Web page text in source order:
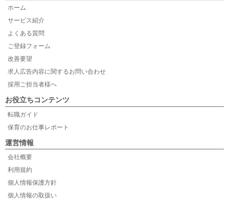
ホーム
サービス紹介
よくある質問
ご登録フォーム
改善要望
求人広告内容に関するお問い合わせ
採用ご担当者様へ
お役立ちコンテンツ
転職ガイド
保育のお仕事レポート
運営情報
会社概要
利用規約
個人情報保護方針
個人情報の取扱い